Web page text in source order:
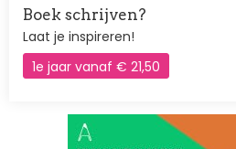
Boek schrijven?
Laat je inspireren!
1e jaar vanaf € 21,50